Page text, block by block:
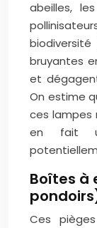
abeilles,
bruyantes
et
On estime
ces lampes
en fait
Boîtes à
Ces